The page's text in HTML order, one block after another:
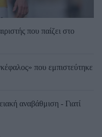
που παίζει στο
που εμπιστεύτηκε
αναβάθμιση - Γιατί